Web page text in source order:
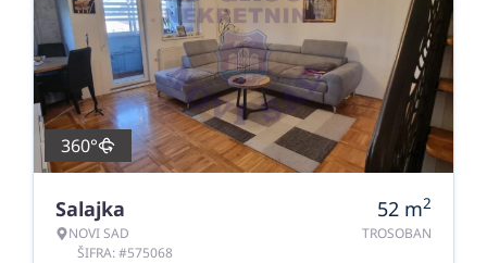
360°
Salajka
NOVI SAD
ŠIFRA: #575068
52 m2
TROSOBAN